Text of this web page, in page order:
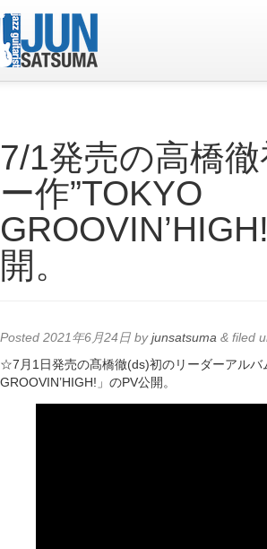
Live Schedule
Discography
Diary
Photo
Online Lesson
7/1発売の高橋
ー作”TOKYO
開。
Posted 2021年6月24日 byjunsatsuma & filed
☆7月1日発売の髙橋徹(ds)初のリーダーアルバ
GROOVIN’HIGH!」のPV公開。